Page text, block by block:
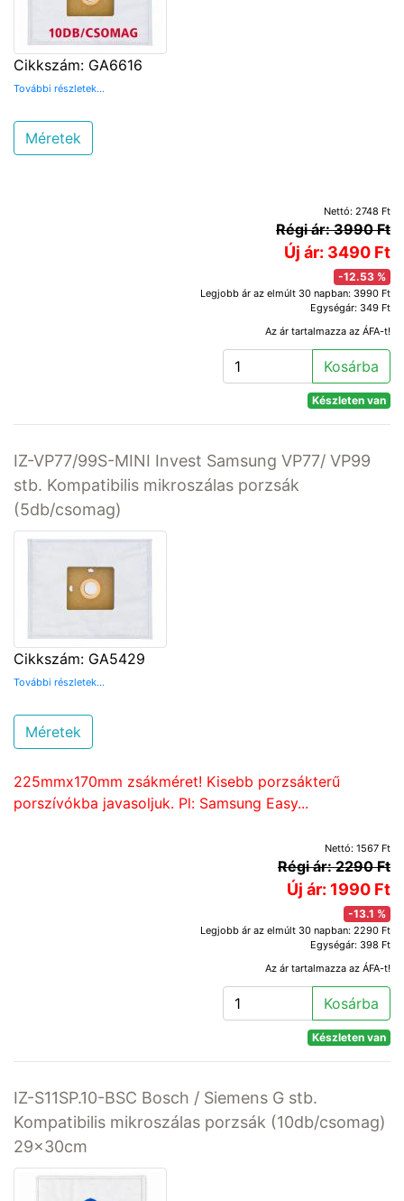
Cikkszám: GA6616
További részletek...
Méretek
Nettó: 2748 Ft
Régi ár: 3990 Ft
Új ár: 3490 Ft
-12.53 %
Legjobb ár az elmúlt 30 napban: 3990 Ft
Egységár: 349 Ft
Az ár tartalmazza az ÁFA-t!
Kosárba
Készleten van
IZ-VP77/99S-MINI Invest Samsung VP77/ VP99
stb. Kompatibilis mikroszálas porzsák
(5db/csomag)
Cikkszám: GA5429
További részletek...
Méretek
225mmx170mm zsákméret! Kisebb porzsákterű
porszívókba javasoljuk. Pl: Samsung Easy...
Nettó: 1567 Ft
Régi ár: 2290 Ft
Új ár: 1990 Ft
-13.1 %
Legjobb ár az elmúlt 30 napban: 2290 Ft
Egységár: 398 Ft
Az ár tartalmazza az ÁFA-t!
Kosárba
Készleten van
IZ-S11SP.10-BSC Bosch / Siemens G stb.
Kompatibilis mikroszálas porzsák (10db/csomag)
29x30cm